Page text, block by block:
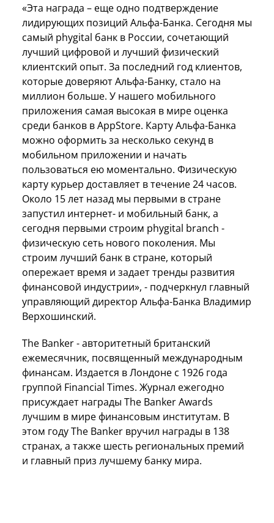
«Эта награда – еще одно подтверждение
лидирующих позиций Альфа-Банка. Сегодня мы
самый phygital банк в России, сочетающий
лучший цифровой и лучший физический
клиентский опыт. За последний год клиентов,
которые доверяют Альфа-Банку, стало на
миллион больше. У нашего мобильного
приложения самая высокая в мире оценка
среди банков в AppStore. Карту Альфа-Банка
можно оформить за несколько секунд в
мобильном приложении и начать
пользоваться ею моментально. Физическую
карту курьер доставляет в течение 24 часов.
Около 15 лет назад мы первыми в стране
запустил интернет- и мобильный банк, а
сегодня первыми строим phygital branch -
физическую сеть нового поколения. Мы
строим лучший банк в стране, который
опережает время и задает тренды развития
финансовой индустрии», - подчеркнул главный
управляющий директор Альфа-Банка Владимир
Верхошинский.
The Banker - авторитетный британский
ежемесячник, посвященный международным
финансам. Издается в Лондоне с 1926 года
группой Financial Times. Журнал ежегодно
присуждает награды The Banker Awards
лучшим в мире финансовым институтам. В
этом году The Banker вручил награды в 138
странах, а также шесть региональных премий
и главный приз лучшему банку мира.